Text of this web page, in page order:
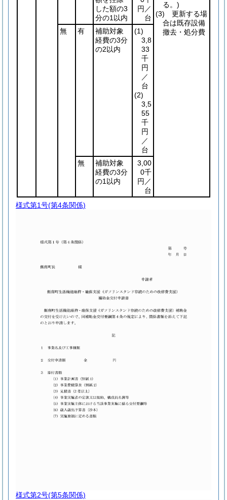
る。)
(3) 更新する場
合は既存設備
撤去・処分費
した額の3
分の1以内
円／
台
無
有
補助対象
経費の3分
の2以内
(1)
3,8
33
千
円
／
台
(2)
3,5
55
千
円
／
台
無
補助対象
経費の3分
の1以内
3,00
0千
円／
台
様式第1号(第4条関係)
様式第2号(第5条関係)